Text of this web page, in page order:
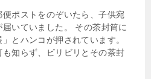
ポストをのぞいたら、子供宛
いていました。 その茶封筒に
とハンコが押されています。
知らず、ビリビリとその茶封